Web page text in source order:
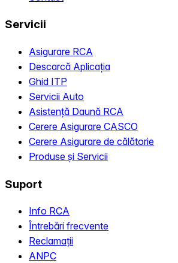
Servicii
Asigurare RCA
Descarcă Aplicația
Ghid ITP
Servicii Auto
Asistență Daună RCA
Cerere Asigurare CASCO
Cerere Asigurare de călătorie
Produse și Servicii
Suport
Info RCA
Întrebări frecvente
Reclamații
ANPC